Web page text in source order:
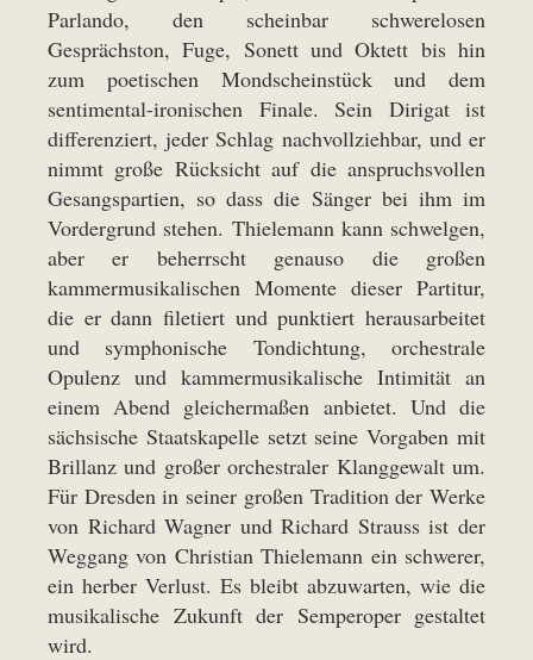
Parlando, den scheinbar schwerelosen
Gesprächston, Fuge, Sonett und Oktett bis hin
zum poetischen Mondscheinstück und dem
sentimental-ironischen Finale. Sein Dirigat ist
differenziert, jeder Schlag nachvollziehbar, und er
nimmt große Rücksicht auf die anspruchsvollen
Gesangspartien, so dass die Sänger bei ihm im
Vordergrund stehen. Thielemann kann schwelgen,
aber er beherrscht genauso die großen
kammermusikalischen Momente dieser Partitur,
die er dann filetiert und punktiert herausarbeitet
und symphonische Tondichtung, orchestrale
Opulenz und kammermusikalische Intimität an
einem Abend gleichermaßen anbietet. Und die
sächsische Staatskapelle setzt seine Vorgaben mit
Brillanz und großer orchestraler Klanggewalt um.
Für Dresden in seiner großen Tradition der Werke
von Richard Wagner und Richard Strauss ist der
Weggang von Christian Thielemann ein schwerer,
ein herber Verlust. Es bleibt abzuwarten, wie die
musikalische Zukunft der Semperoper gestaltet
wird.